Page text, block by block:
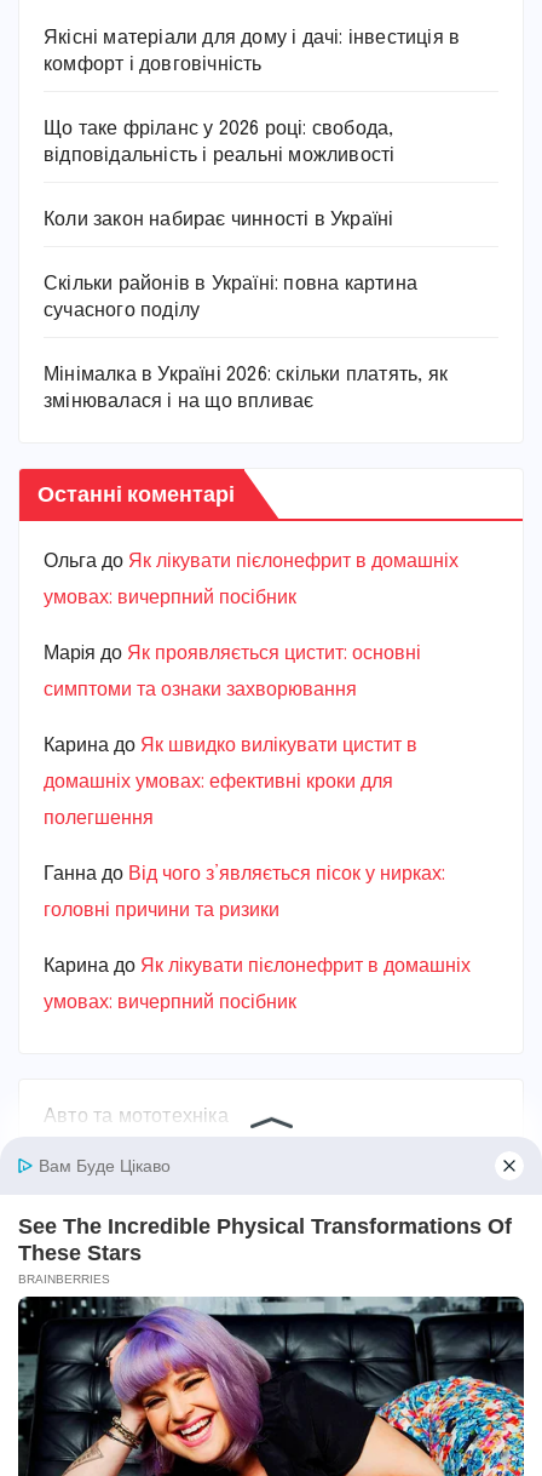
Якісні матеріали для дому і дачі: інвестиція в
комфорт і довговічність
Що таке фріланс у 2026 році: свобода,
відповідальність і реальні можливості
Коли закон набирає чинності в Україні
Скільки районів в Україні: повна картина
сучасного поділу
Мінімалка в Україні 2026: скільки платять, як
змінювалася і на що впливає
Останні коментарі
Ольга до Як лікувати пієлонефрит в домашніх
умовах: вичерпний посібник
Марiя до Як проявляється цистит: основні
симптоми та ознаки захворювання
Карина до Як швидко вилікувати цистит в
домашніх умовах: ефективні кроки для
полегшення
Ганна до Від чого з’являється пісок у нирках:
головні причини та ризики
Карина до Як лікувати пієлонефрит в домашніх
умовах: вичерпний посібник
Авто та мототехніка
Алкоголь
Без категорії
Безпека
Біографії та історії життя
Бодибілдинг